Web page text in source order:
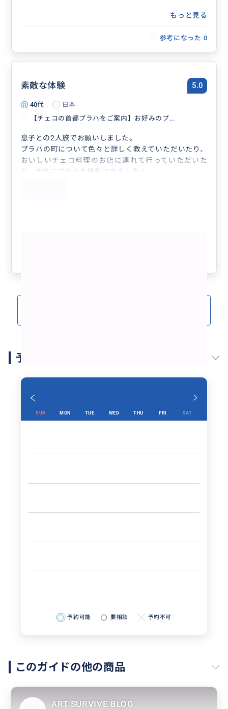
もっと見る
参考になった 0
素敵な体験 5.0
40代
日本
【チェコの首都プラハをご案内】お好みのプ...
息子との2人旅でお願いしました。
プラハの町について色々と詳しく教えていただいたり、
おいしいチェコ料理のお店に連れて行っていただいた
り、本当にプラハを堪能できました！
予約スケジュール
SUN MON TUE WED THU FRI SAT
予約可能 要相談 予約不可
このガイドの他の商品
ART SURVIVE BLOG